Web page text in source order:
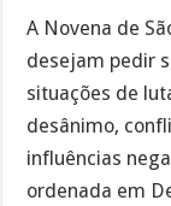
A Novena de
desejam pedir
situações de
desânimo,
influências
ordenada em